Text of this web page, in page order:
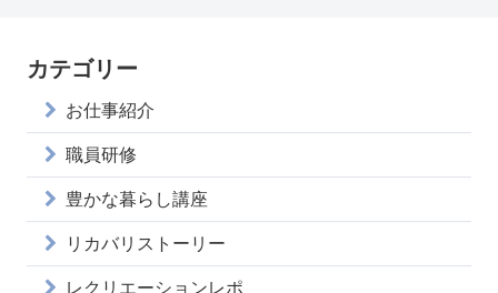
カテゴリー
お仕事紹介
職員研修
豊かな暮らし講座
リカバリストーリー
レクリエーションレポ